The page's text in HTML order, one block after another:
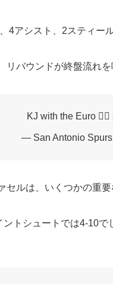
4アシスト、2スティー
リバウンドが終盤流れを
KJ with the Euro 😮‍💨
— San Antonio
セルは、いくつかの重
トシュートでは4-10